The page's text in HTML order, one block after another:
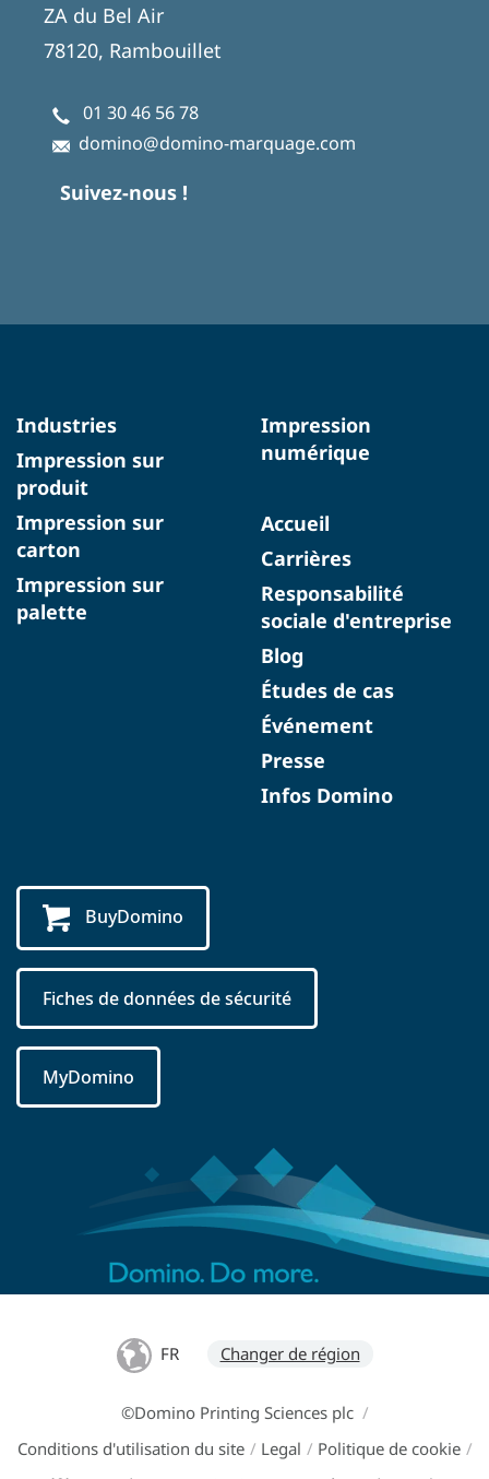
ZA du Bel Air
78120, Rambouillet
01 30 46 56 78
domino@domino-marquage.com
Suivez-nous !
Industries
Impression sur
produit
Impression sur
carton
Impression sur
palette
Impression
numérique
Accueil
Carrières
Responsabilité
sociale d'entreprise
Blog
Études de cas
Événement
Presse
Infos Domino
BuyDomino
Fiches de données de sécurité
MyDomino
FR Changer de région
©Domino Printing Sciences plc /
Conditions d'utilisation du site / Legal / Politique de cookie /